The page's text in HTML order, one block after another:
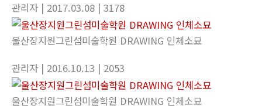
관리자 | 2017.03.08 | 3178
울산장지원그린섬미술학원 DRAWING 인체소묘
관리자 | 2016.10.13 | 2053
울산장지원그린섬미술학원 DRAWING 인체소묘